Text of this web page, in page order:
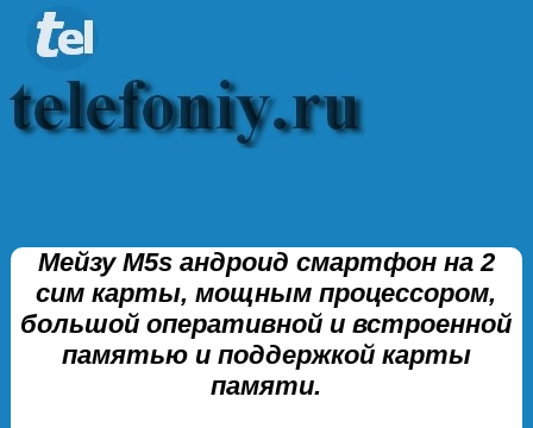
Мейзу М5s андроид смартфон на 2
сим карты, мощным процессором,
большой оперативной и встроенной
памятью и поддержкой карты
памяти.